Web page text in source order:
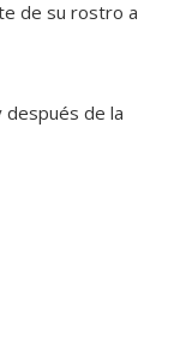
de su rostro a
después de la